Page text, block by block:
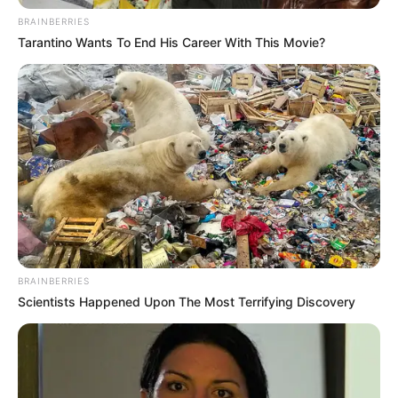
libertad de alias ‘Stick’.
BRAINBERRIES
Tarantino Wants To End His Career With This Movie?
BRAINBERRIES
Scientists Happened Upon The Most Terrifying Discovery